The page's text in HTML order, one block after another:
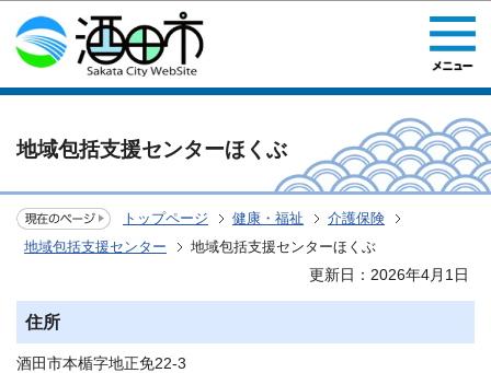
このページの本文へ移動
地域包括支援センターほくぶ
トップページ 健康・福祉
介護保険
地域包括支援センター
地域包括支援センターほくぶ
更新日：2026年4月1日
住所
酒田市本楯字地正免22-3